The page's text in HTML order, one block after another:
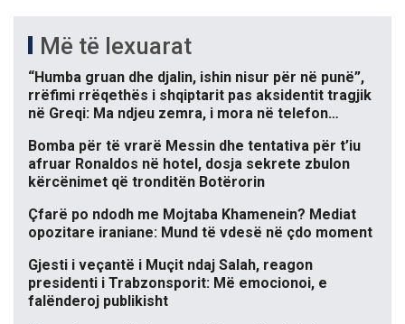
Më të lexuarat
“Humba gruan dhe djalin, ishin nisur për në punë”,
rrëfimi rrëqethës i shqiptarit pas aksidentit tragjik
në Greqi: Ma ndjeu zemra, i mora në telefon…
Bomba për të vrarë Messin dhe tentativa për t’iu
afruar Ronaldos në hotel, dosja sekrete zbulon
kërcënimet që tronditën Botërorin
Çfarë po ndodh me Mojtaba Khamenein? Mediat
opozitare iraniane: Mund të vdesë në çdo moment
Gjesti i veçantë i Muçit ndaj Salah, reagon
presidenti i Trabzonsporit: Më emocionoi, e
falënderoj publikisht